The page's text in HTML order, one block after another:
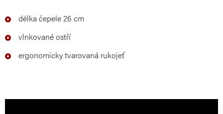
délka čepele 26 cm
vlnkované ostří
ergonomicky tvarovaná rukojeť